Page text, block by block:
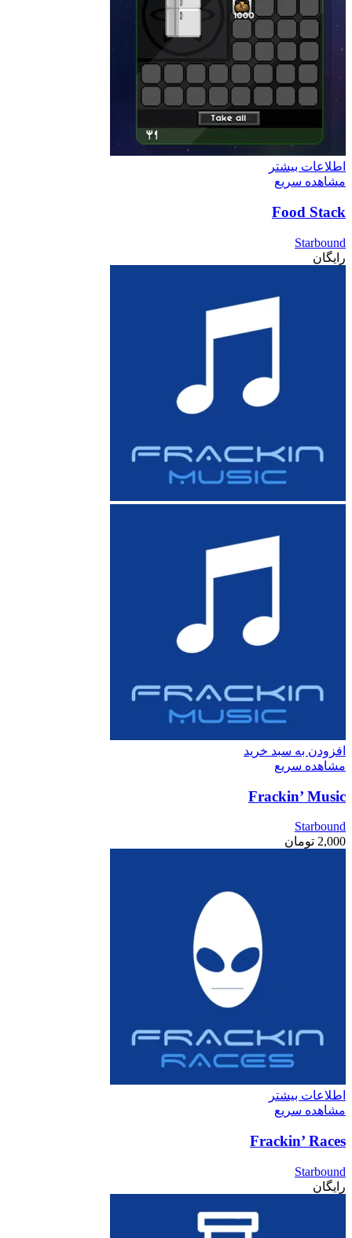
اطلاعات بیشتر
مشاهده سریع
Food Stack
Starbound
رایگان
افزودن به سبد خرید
مشاهده سریع
Frackin’ Music
Starbound
2,000 تومان
اطلاعات بیشتر
مشاهده سریع
Frackin’ Races
Starbound
رایگان